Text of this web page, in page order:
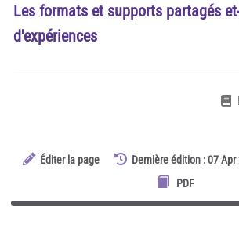
Les formats et supports partagés
d'expériences
Éditer la page Dernière édition : 07 Apr
PDF